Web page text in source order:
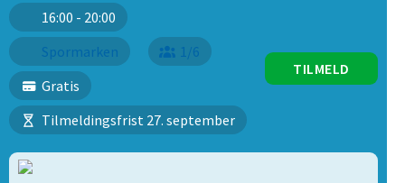
16:00 - 20:00
Spormarken
1/6
Gratis
Tilmeldingsfrist 27. september
TILMELD